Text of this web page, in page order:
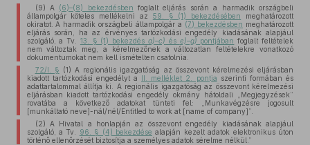
(9) A (6)–(8) bekezdésben foglalt eljárás során a harmadik országbeli
állampolgár köteles mellékelni az 59. § (1) bekezdésében meghatározott
okiratot. A harmadik országbeli állampolgár a (7) bekezdésben meghatározott
eljárás során, ha az érvényes tartózkodási engedély kiadásának alapjául
szolgáló, a Tv. 13. § (1) bekezdésa)–c) és e)–g) pontjában foglalt feltételek
nem változtak meg, a kérelmezőnek a változatlan feltételekre vonatkozó
dokumentumokat nem kell ismételten csatolnia.
72/I. § (1) A regionális igazgatóság az összevont kérelmezési eljárásban
kiadott tartózkodási engedélyt a II. melléklet 2. pontja szerinti formában és
adattartalommal állítja ki. A regionális igazgatóság az összevont kérelmezési
eljárásban kiadott tartózkodási engedély okmány hátoldali „Megjegyzések”
rovatába a következő adatokat tünteti fel: „Munkavégzésre jogosult
[munkáltató neve]-nál/nél/Entitled to work at [name of company]”.
(2) A Hivatal a honlapján az összevont engedély kiadásának alapjául
szolgáló, a Tv.
96. § (4) bekezdése alapján kezelt adatok elektronikus úton
történő ellenőrzését biztosítja a személyes adatok sérelme nélkül.”